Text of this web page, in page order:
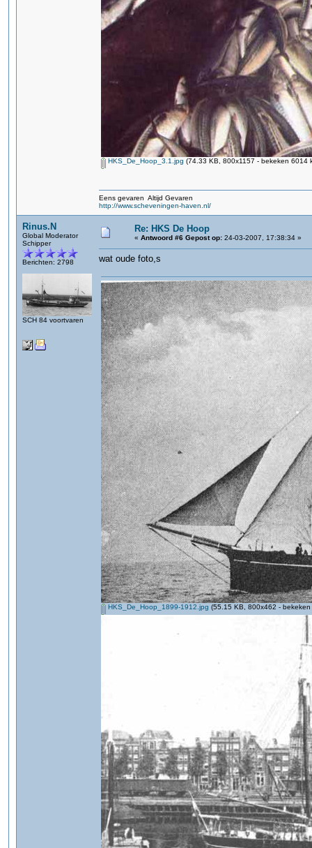
HKS_De_Hoop_3.1.jpg (74.33 KB, 800x1157 - bekeken 6014
Eens gevaren Altijd Gevaren
http://www.scheveningen-haven.nl/
Rinus.N
Global Moderator
Schipper
Berichten: 2798
SCH 84 voortvaren
Re: HKS De Hoop
« Antwoord #6 Gepost op: 24-03-2007, 17:38:34 »
wat oude foto,s
HKS_De_Hoop_1899-1912.jpg (55.15 KB, 800x462 - bekeken